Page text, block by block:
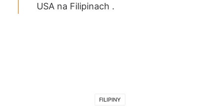
USA na Filipinach .
FILIPINY